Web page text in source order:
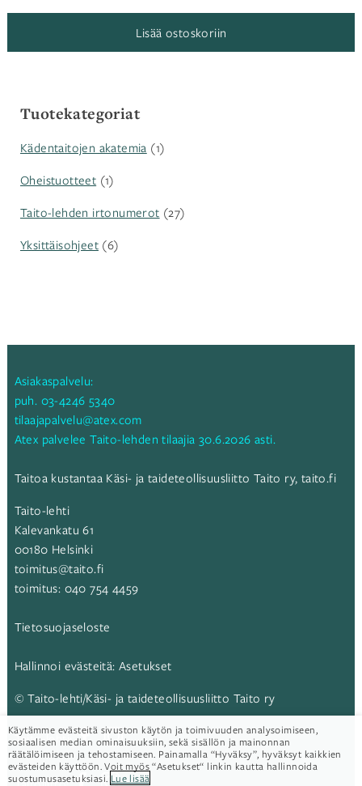
hinta
10,00 €.
hinta
5,00 €.
Lisää ostoskoriin
Tuotekategoriat
Kädentaitojen akatemia (1)
Oheistuotteet (1)
Taito-lehden irtonumerot (27)
Yksittäisohjeet (6)
Asiakaspalvelu:
puh. 03-4246 5340
tilaajapalvelu@atex.com
Atex palvelee Taito-lehden tilaajia 30.6.2026 asti.
Taitoa kustantaa Käsi- ja taideteollisuusliitto Taito ry, taito.fi
Taito-lehti
Kalevankatu 61
00180 Helsinki
toimitus@taito.fi
toimitus: 040 754 4459
Tietosuojaseloste
Hallinnoi evästeitä: Asetukset
© Taito-lehti/Käsi- ja taideteollisuusliitto Taito ry
Taito-lehti:
Käytämme evästeitä sivuston käytön ja toimivuuden analysoimiseen,
sosiaalisen median ominaisuuksiin, sekä sisällön ja mainonnan
räätälöimiseen ja tehostamiseen. Painamalla “Hyväksy”, hyväksyt kaikkien
evästeiden käyttöön. Voit myös “Asetukset“ linkin kautta hallinnoida
suostumusasetuksiasi. Lue lisää